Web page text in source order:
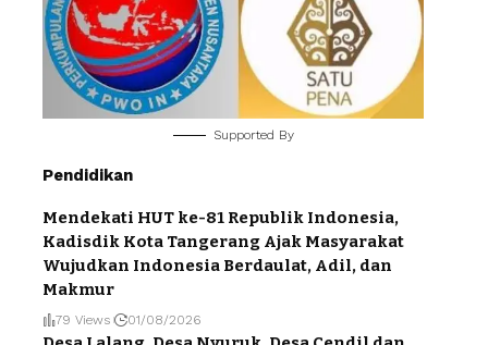
Supported By
Pendidikan
Mendekati HUT ke-81 Republik Indonesia,
Kadisdik Kota Tangerang Ajak Masyarakat
Wujudkan Indonesia Berdaulat, Adil, dan
Makmur
79 Views 01/08/2026